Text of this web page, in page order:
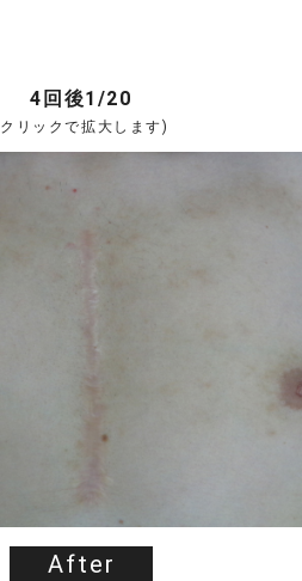
4回後1/20
リックで拡大します)
After